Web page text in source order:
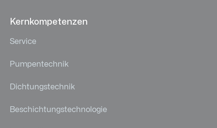
Kernkompetenzen
Service
Pumpentechnik
Dichtungstechnik
Beschichtungstechnologie